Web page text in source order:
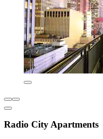
Radio City Apartments